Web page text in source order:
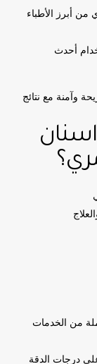
من أبرز الأطباء
أحدث
وآمنة مع نتائج
اسنان
من الخدمات
درجات الدقة